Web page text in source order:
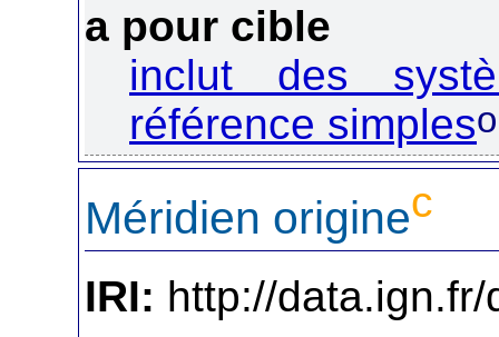
a pour cible
inclut des
référence simples
Méridien originec
IRI: http://